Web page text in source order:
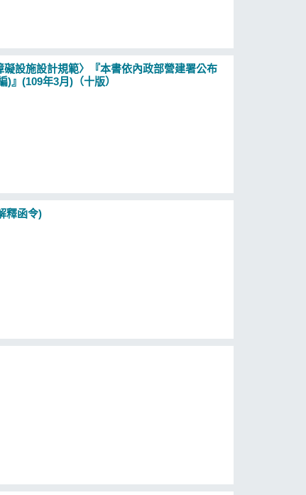
設施設計規範〉『本書依內政部營建署公布
』(109年3月)（十版）
釋函令)